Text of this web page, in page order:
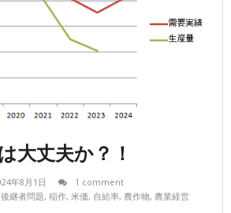
大丈夫か？！
年8月1日
1 comment
後継者問題, 稲作, 米価, 自給率, 農作物, 農業経営